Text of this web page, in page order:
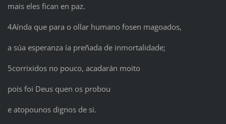
mais eles fican en paz.
4Aínda que para o ollar humano fosen magoados,
a súa esperanza ía preñada de inmortalidade;
5corrixidos no pouco, acadarán moito
pois foi Deus quen os probou
e atopounos dignos de si.